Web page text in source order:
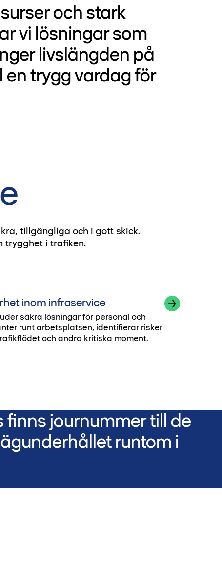
och stark
vi lösningar som
livslängden på
trygg vardag för
tillgängliga och i gott skick.
trygghet i trafiken.
inom infraservice
säkra lösningar för personal och
runt arbetsplatsen, identifierar risker
och andra kritiska moment.
journummer till de
runtom i